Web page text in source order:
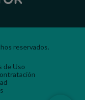
reservados.
de Uso